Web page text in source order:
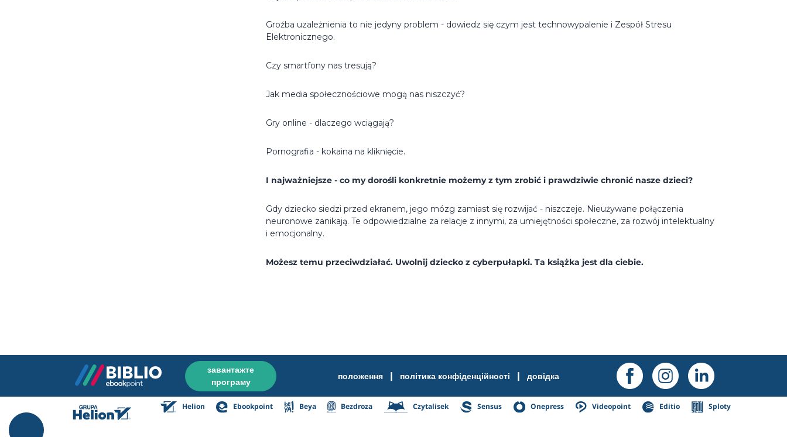
Groźba uzależnienia to nie jedyny problem - dowiedz się czym jest technowypalenie i Zespół Stresu
Elektronicznego.
Czy smartfony nas tresują?
Jak media społecznościowe mogą nas niszczyć?
Gry online - dlaczego wciągają?
Pornografia - kokaina na kliknięcie.
I najważniejsze - co my dorośli konkretnie możemy z tym zrobić i prawdziwie chronić nasze dzieci?
Gdy dziecko siedzi przed ekranem, jego mózg zamiast się rozwijać - niszczeje. Nieużywane połączenia
neuronowe zanikają. Te odpowiedzialne za relacje z innymi, za umiejętności społeczne, za rozwój intelektualny
i emocjonalny.
Możesz temu przeciwdziałać. Uwolnij dziecko z cyberpułapki. Ta książka jest dla ciebie.
завантажте
програму
положення | політика конфіденційності | довідка
Helion Ebookpoint Beya Bezdroza Czytalisek Sensus Onepress Videopoint Editio Sploty